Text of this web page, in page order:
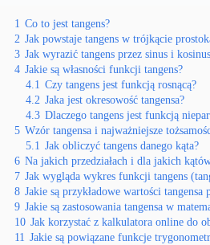
1 Co to jest tangens?
2 Jak powstaje tangens w trójkącie
3 Jak wyrazić tangens przez sinus i
4 Jakie są własności funkcji tangens?
4.1 Czy tangens jest funkcją rosnącą?
4.2 Jaka jest okresowość tangensa?
4.3 Dlaczego tangens jest funkcją
5 Wzór tangensa i najważniejsze
5.1 Jak obliczyć tangens danego kąta?
6 Na jakich przedziałach i dla jakich
7 Jak wygląda wykres funkcji tangens
8 Jakie są przykładowe wartości
9 Jakie są zastosowania tangensa w
10 Jak korzystać z kalkulatora online do
11 Jakie są powiązane funkcje